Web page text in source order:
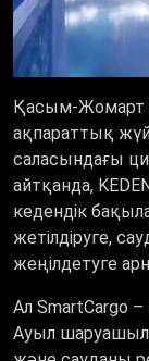
Қасым-Жомарт
ақпараттық
саласындағы
айтқанда,
кедендік
жетілдіруге,
жеңілдетуге
Ал SmartCargo –
Ауыл